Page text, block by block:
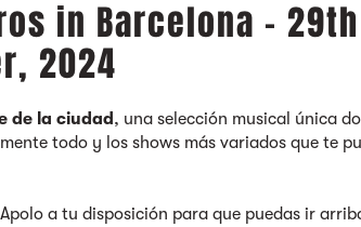
in Barcelona - 29th
2024
de la ciudad , una selección musical única
todo y los shows más variados que te
a tu disposición para que puedas ir